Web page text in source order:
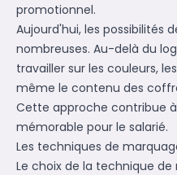
promotionnel.
Aujourd'hui, les possibilités
nombreuses. Au-delà du
travailler sur les couleurs,
même le contenu des
Cette approche contribue
mémorable pour le salarié.
Les techniques de
Le choix de la technique